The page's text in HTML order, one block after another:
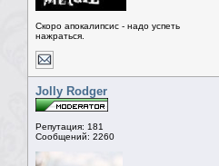
Скоро апокалипсис - надо успеть
нажраться.
Jolly Rodger
Репутация: 181
Сообщений: 2260